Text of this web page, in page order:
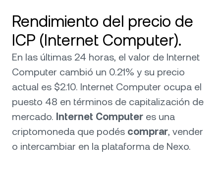
Rendimiento del precio de
ICP (Internet Computer).
En las últimas 24 horas, el valor de Internet
Computer cambió un 0.21% y su precio
actual es $2.10. Internet Computer ocupa el
puesto 48 en términos de capitalización de
mercado. Internet Computer es una
criptomoneda que podés comprar, vender
o intercambiar en la plataforma de Nexo.